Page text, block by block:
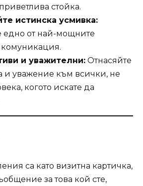
стойка.
истинска усмивка:
едно от най-мощните
комуникация.
и уважителни: Отнасяйте
и уважение към всички, не
когото искате да
са като визитна картичка,
за това кой сте,